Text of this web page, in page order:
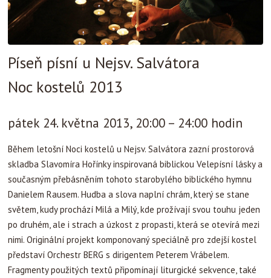
Píseň písní u Nejsv. Salvátora
Noc kostelů 2013
pátek 24. května 2013, 20:00 – 24:00 hodin
Během letošní Noci kostelů u Nejsv. Salvátora zazní prostorová
skladba Slavomíra Hořínky inspirovaná biblickou Velepísní lásky a
současným přebásněním tohoto starobylého biblického hymnu
Danielem Rausem. Hudba a slova naplní chrám, který se stane
světem, kudy prochází Milá a Milý, kde prožívají svou touhu jeden
po druhém, ale i strach a úzkost z propasti, která se otevírá mezi
nimi. Originální projekt komponovaný speciálně pro zdejší kostel
představí Orchestr BERG s dirigentem Peterem Vrábelem.
Fragmenty použitých textů připomínají liturgické sekvence, také